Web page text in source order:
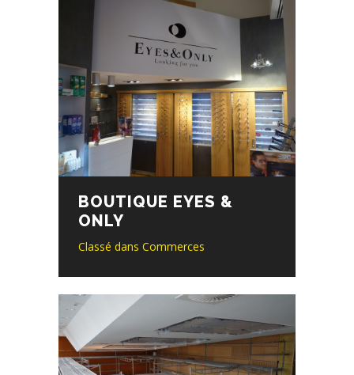
BOUTIQUE EYES &
ONLY
Classé dans Commerces